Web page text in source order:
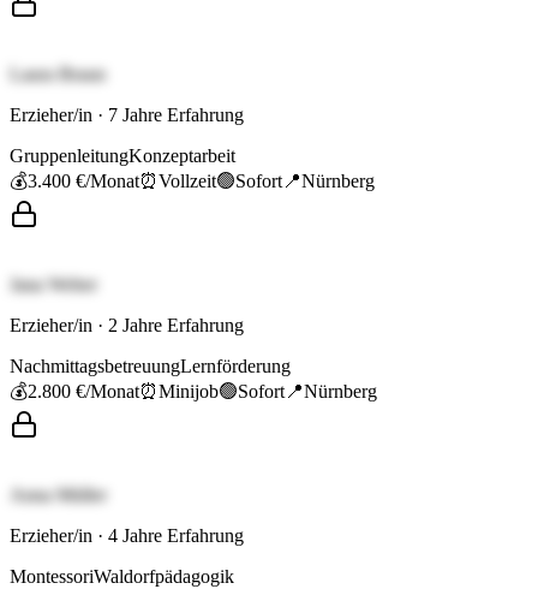
Laura Braun
Erzieher/in · 7 Jahre Erfahrung
GruppenleitungKonzeptarbeit
💰3.400 €/Monat⏰Vollzeit🟢Sofort 📍Nürnberg
Jana Weber
Erzieher/in · 2 Jahre Erfahrung
NachmittagsbetreuungLernförderung
💰2.800 €/Monat⏰Minijob🟢Sofort 📍Nürnberg
Anna Müller
Erzieher/in · 4 Jahre Erfahrung
MontessoriWaldorfpädagogik